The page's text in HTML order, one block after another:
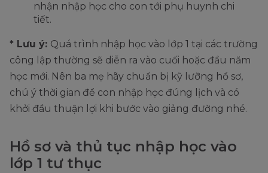
nhận nhập học cho con tới phụ huynh chi
tiết.
* Lưu ý: Quá trình nhập học vào lớp 1 tại các trường
công lập thường sẽ diễn ra vào cuối hoặc đầu năm
học mới. Nên ba mẹ hãy chuẩn bị kỹ lưỡng hồ sơ,
chú ý thời gian để con nhập học đúng lịch và có
khởi đầu thuận lợi khi bước vào giảng đường nhé.
Hồ sơ và thủ tục nhập học vào
lớp 1 tư thục